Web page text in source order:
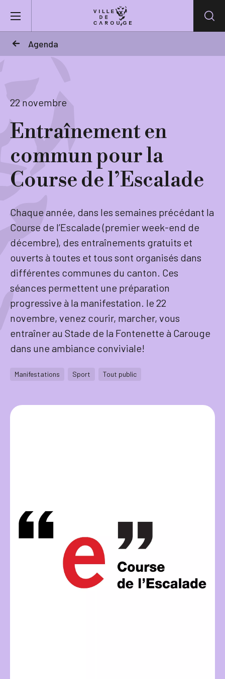
Agenda
Mairie
Vie pratique
Actualités
Agenda
Lieux
Tourisme
Démarches
CAROUGE SE CONSTRUIT
22 novembre
Entraînement en
commun pour la
Course de l’Escalade
Chaque année, dans les semaines précédant la
Course de l’Escalade (premier week-end de
décembre), des entraînements gratuits et
ouverts à toutes et tous sont organisés dans
différentes communes du canton. Ces
séances permettent une préparation
progressive à la manifestation. le 22
novembre, venez courir, marcher, vous
entraîner au Stade de la Fontenette à Carouge
dans une ambiance conviviale!
Manifestations Sport Tout public